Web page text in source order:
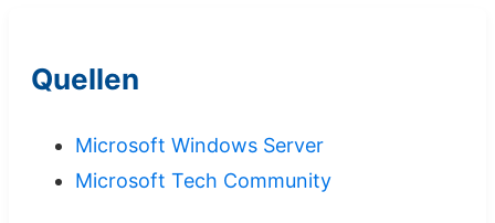
Quellen
Microsoft Windows Server
Microsoft Tech Community